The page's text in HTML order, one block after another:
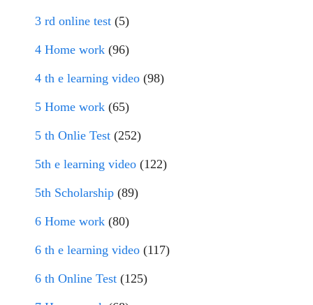
3 rd online test (5)
4 Home work (96)
4 th e learning video (98)
5 Home work (65)
5 th Onlie Test (252)
5th e learning video (122)
5th Scholarship (89)
6 Home work (80)
6 th e learning video (117)
6 th Online Test (125)